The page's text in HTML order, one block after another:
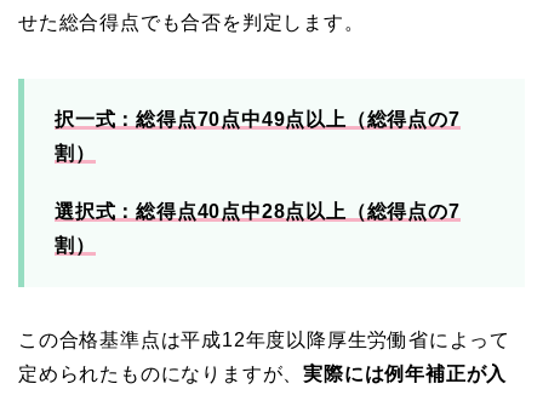
せた総合得点でも合否を判定します。
択一式：総得点70点中49点以上（総得点の7
割）
選択式：総得点40点中28点以上（総得点の7
割）
この合格基準点は平成12年度以降厚生労働省によって
定められたものになりますが、実際には例年補正が入